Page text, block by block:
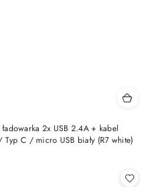
2x USB 2.4A + kabel
C / micro USB biały (R7 white)